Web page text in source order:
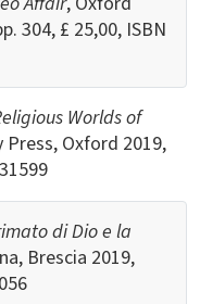
304, £ 25,00, ISBN
Worlds of
Oxford 2019,
di Dio e la
Brescia 2019,